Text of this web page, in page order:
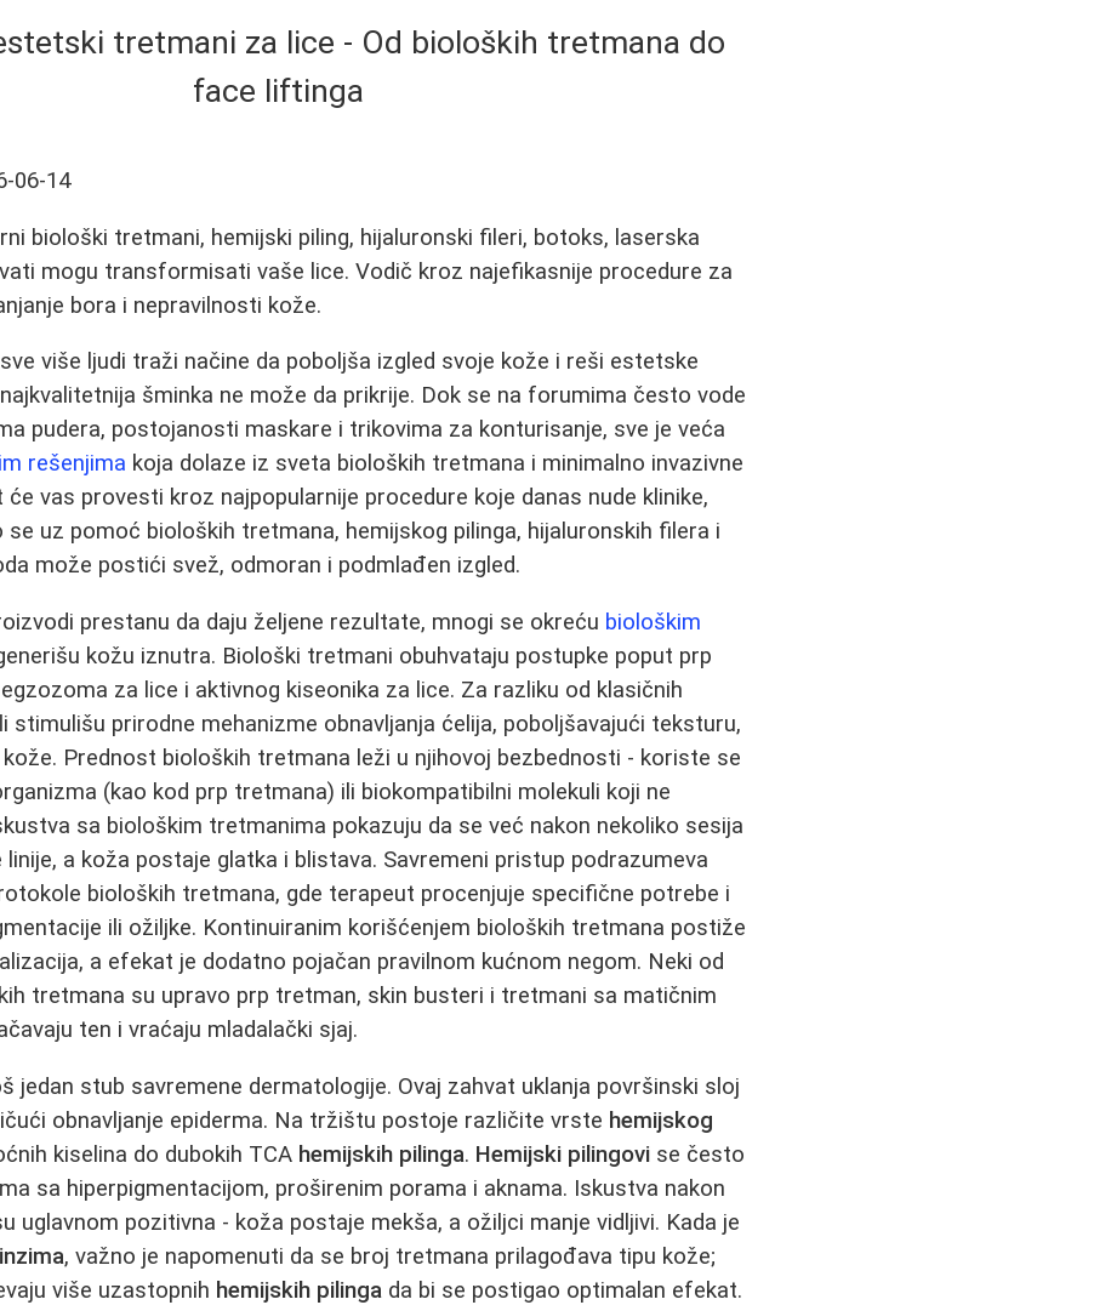
tretmani za lice - Od bioloških tretmana do
face liftinga
06-14
biološki tretmani, hemijski piling, hijaluronski fileri, botoks, laserska
mogu transformisati vaše lice. Vodič kroz najefikasnije procedure za
bora i nepravilnosti kože.
više ljudi traži načine da poboljša izgled svoje kože i reši estetske
šminka ne može da prikrije. Dok se na forumima često vode
pudera, postojanosti maskare i trikovima za konturisanje, sve je veća
rešenjima koja dolaze iz sveta bioloških tretmana i minimalno invazivne
vas provesti kroz najpopularnije procedure koje danas nude klinike,
se uz pomoć bioloških tretmana, hemijskog pilinga, hijaluronskih filera i
može postići svež, odmoran i podmlađen izgled.
prestanu da daju željene rezultate, mnogi se okreću biološkim
kožu iznutra. Biološki tretmani obuhvataju postupke poput prp
za lice i aktivnog kiseonika za lice. Za razliku od klasičnih
stimulišu prirodne mehanizme obnavljanja ćelija, poboljšavajući teksturu,
Prednost bioloških tretmana leži u njihovoj bezbednosti - koriste se
(kao kod prp tretmana) ili biokompatibilni molekuli koji ne
sa biološkim tretmanima pokazuju da se već nakon nekoliko sesija
a koža postaje glatka i blistava. Savremeni pristup podrazumeva
bioloških tretmana, gde terapeut procenjuje specifične potrebe i
ili ožiljke. Kontinuiranim korišćenjem bioloških tretmana postiže
a efekat je dodatno pojačan pravilnom kućnom negom. Neki od
tretmana su upravo prp tretman, skin busteri i tretmani sa matičnim
ten i vraćaju mladalački sjaj.
jedan stub savremene dermatologije. Ovaj zahvat uklanja površinski sloj
obnavljanje epiderma. Na tržištu postoje različite vrste hemijskog
kiselina do dubokih TCA hemijskih pilinga. Hemijski pilingovi se često
sa hiperpigmentacijom, proširenim porama i aknama. Iskustva nakon
uglavnom pozitivna - koža postaje mekša, a ožiljci manje vidljivi. Kada je
, važno je napomenuti da se broj tretmana prilagođava tipu kože;
više uzastopnih hemijskih pilinga da bi se postigao optimalan efekat.